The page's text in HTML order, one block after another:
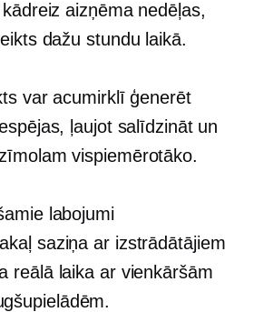
aizņēma nedēļas,
dažu stundu laikā.
var acumirklī ģenerēt
ļaujot salīdzināt un
vispiemērotāko.
labojumi
saziņa ar izstrādātājiem
reālā laika ar vienkāršām